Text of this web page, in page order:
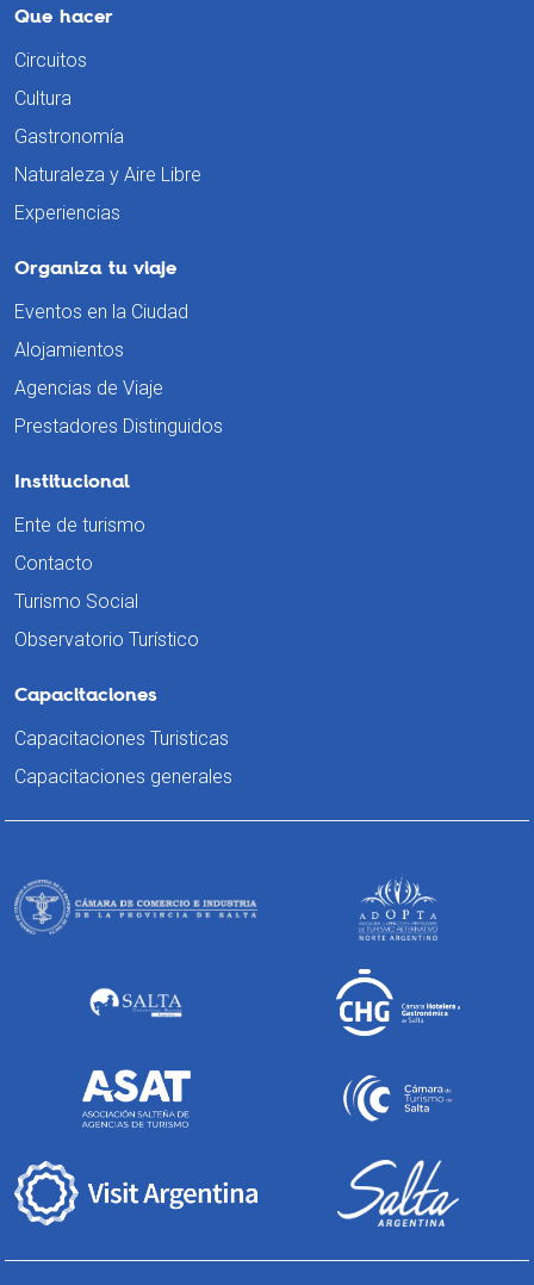
Que hacer
Circuitos
Cultura
Gastronomía
Naturaleza y Aire Libre
Experiencias
Organiza tu viaje
Eventos en la Ciudad
Alojamientos
Agencias de Viaje
Prestadores Distinguidos
Institucional
Ente de turismo
Contacto
Turismo Social
Observatorio Turístico
Capacitaciones
Capacitaciones Turisticas
Capacitaciones generales